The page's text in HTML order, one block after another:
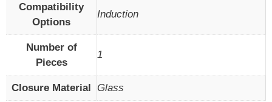
Compatibility
Options
Induction
Number of
Pieces
1
Closure Material Glass